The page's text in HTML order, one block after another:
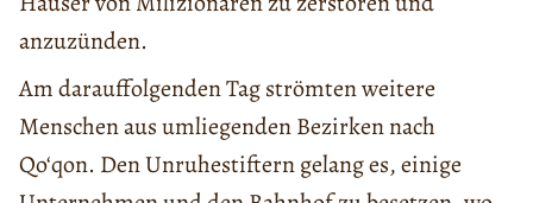
anzuzünden.
Am darauffolgenden Tag strömten weitere
Menschen aus umliegenden Bezirken nach
Qo‘qon. Den Unruhestiftern gelang es, einige